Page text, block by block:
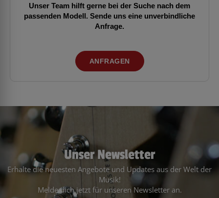
Unser Team hilft gerne bei der Suche nach dem
passenden Modell. Sende uns eine unverbindliche
Anfrage.
ANFRAGEN
Unser Newsletter
Erhalte die neuesten Angebote und Updates aus der Welt der
Musik!
Melde dich jetzt für unseren Newsletter an.